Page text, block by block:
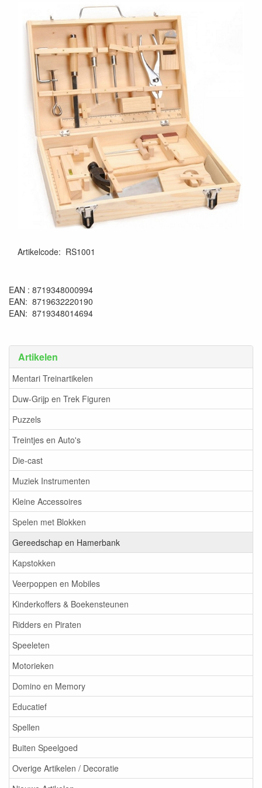
Artikelen
Mentari Treinartikelen
Duw-Grijp en Trek Figuren
Puzzels
Treintjes en Auto's
Die-cast
Muziek Instrumenten
Kleine Accessoires
Spelen met Blokken
Gereedschap en Hamerbank
Kapstokken
Veerpoppen en Mobiles
Kinderkoffers & Boekensteunen
Ridders en Piraten
Speeleten
Motorieken
Domino en Memory
Educatief
Spellen
Buiten Speelgoed
Overige Artikelen / Decoratie
Artikelcode: RS1001
EAN : 8719348000994
EAN: 8719632220190
EAN: 8719348014694